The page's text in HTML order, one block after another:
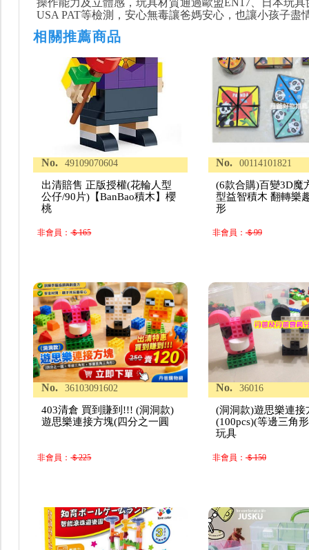
USA PAT等檢測，安心無毒讓爸媽安心，也讓小孩子盡
相關推薦商品
No. 49109070604
出清賠售 正版授權(花輪人型
公仔/90片)【BanBao積木】櫻
桃
非會員：＄165
No. 00114101821
(6款合購)百變3D魔
型益智積木 翻轉樂
形
非會員： ＄99
No. 36103091602
403清倉 買到賺到!!! (洞洞款)
遊思樂連接方塊(四分之一圓
非會員：＄225
No. 36016
(洞洞款)遊思樂連接
(100pcs)(等邊三角
玩具
非會員： ＄150